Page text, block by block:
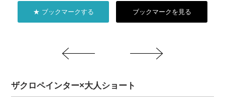
★ ブックマークする ブックマークを見る
ザクロペインター×大人ショート